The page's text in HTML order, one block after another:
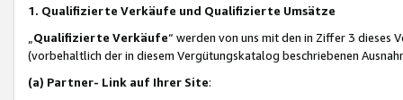
1. Qualifizierte Verkäufe und Qualifizierte Umsätze
Qualifizierte Verkäufe“ werden von uns mit den in Ziffer 3
(vorbehaltlich der in diesem Vergütungskatalog beschriebenen
(a) Partner- Link auf Ihrer Site: